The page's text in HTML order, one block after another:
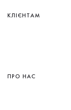
КЛІЄНТАМ
ПРО НАС